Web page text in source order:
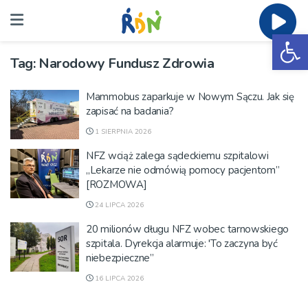
Tag: Narodowy Fundusz Zdrowia
Mammobus zaparkuje w Nowym Sączu. Jak się
zapisać na badania?
1 SIERPNIA 2026
NFZ wciąż zalega sądeckiemu szpitalowi
„Lekarze nie odmówią pomocy pacjentom”
[ROZMOWA]
24 LIPCA 2026
20 milionów długu NFZ wobec tarnowskiego
szpitala. Dyrekcja alarmuje: 'To zaczyna być
niebezpieczne”
16 LIPCA 2026